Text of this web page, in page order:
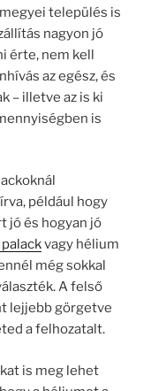
település is
nagyon jó
érte, nem kell
az egész, és
– illetve az is ki
is
például hogy
jó és hogyan jó
vagy hélium
még sokkal
A felső
lejjebb görgetve
a felhozatalt.
is meg lehet